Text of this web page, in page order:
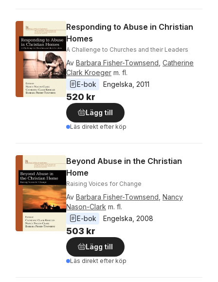
Responding to Abuse in Christian
Homes
A Challenge to Churches and their Leaders
Av Barbara Fisher-Townsend Catherine
Clark Kroeger m. fl.
E-bok
Engelska 2011
520 kr
Lägg till
Läs direkt efter köp
Beyond Abuse in the Christian
Home
Raising Voices for Change
Av Barbara Fisher-Townsend Nancy
Nason-Clark m. fl.
E-bok
Engelska 2008
503 kr
Lägg till
Läs direkt efter köp